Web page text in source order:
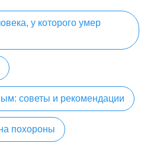
у которого умер
советы и рекомендации
похороны